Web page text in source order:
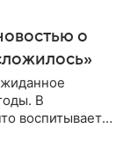
о
В
воспитывает